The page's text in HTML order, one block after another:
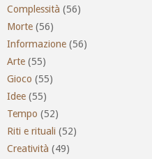
Complessità (56)
Morte (56)
Informazione (56)
Arte (55)
Gioco (55)
Idee (55)
Tempo (52)
Riti e rituali (52)
Creatività (49)